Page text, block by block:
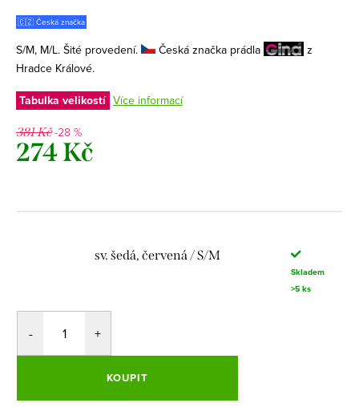
🇨🇿 Česká značka
S/M, M/L. Šité provedení. Česká značka prádla
z
Hradce Králové.
Tabulka velikostí Více informací
381 Kč-28 %
274 Kč
sv. šedá, červená / S/M
Skladem
>5 ks
KOUPIT